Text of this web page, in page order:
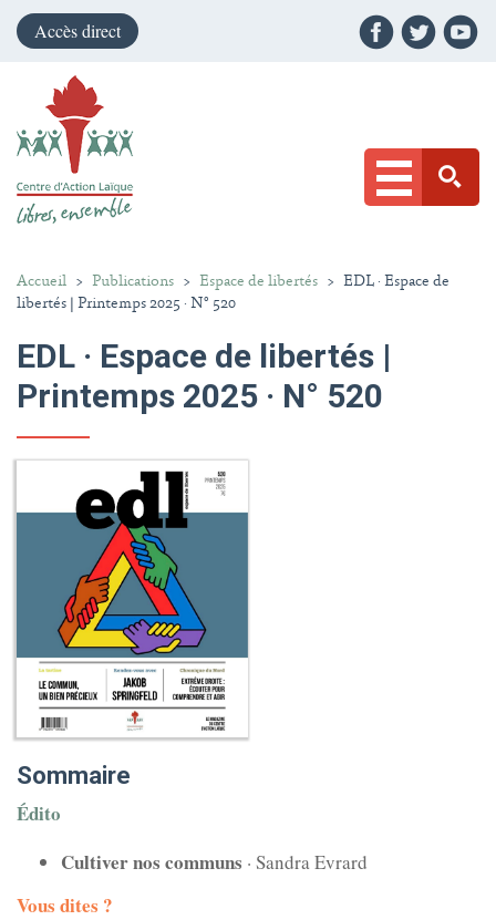
Accès direct
Accueil > Publications > Espace de libertés > EDL · Espace de
libertés | Printemps 2025 · N° 520
EDL · Espace de libertés |
Printemps 2025 · N° 520
Sommaire
Édito
Cultiver nos communs · Sandra Evrard
Vous dites ?